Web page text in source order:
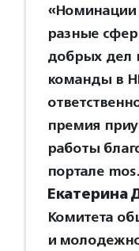
разные
добрых дел
команды в
премия
работы
портале
Екатерина
Комитета
и